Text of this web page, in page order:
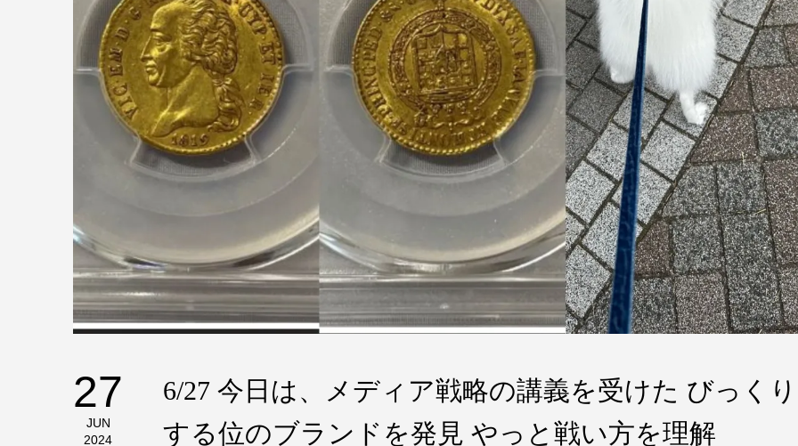
27
JUN
2024
6/27 今日は、メディア戦略の講義を受けた びっくり
する位のブランドを発見 やっと戦い方を理解